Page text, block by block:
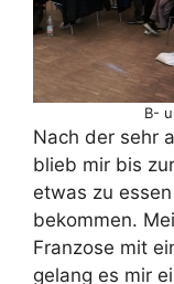
B-
Nach der sehr
blieb mir bis
etwas zu
bekommen.
Franzose mit
gelang es mir